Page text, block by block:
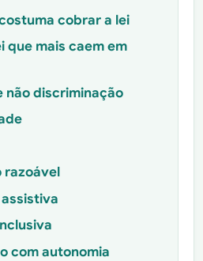
cobrar a lei
que mais caem em
não discriminação
razoável
com autonomia